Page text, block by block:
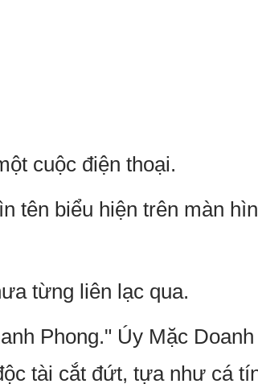
cuộc điện thoại.
tên biểu hiện trên màn
từng liên lạc qua.
Phong." Úy Mặc
tài cắt đứt, tựa như cá